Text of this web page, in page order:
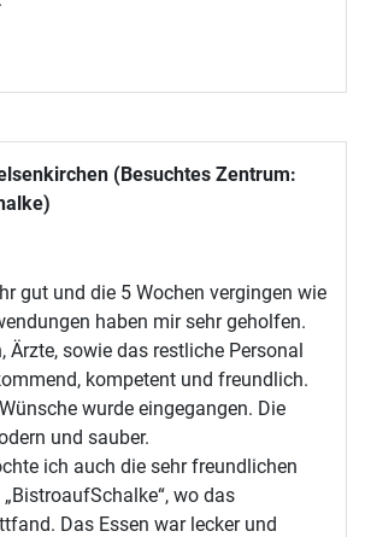
(Besuchtes Zentrum:
gut und die 5 Wochen vergingen wie
haben mir sehr geholfen.
Ärzte, sowie das restliche Personal
kompetent und freundlich.
wurde eingegangen. Die
und sauber.
ich auch die sehr freundlichen
wo das
Das Essen war lecker und